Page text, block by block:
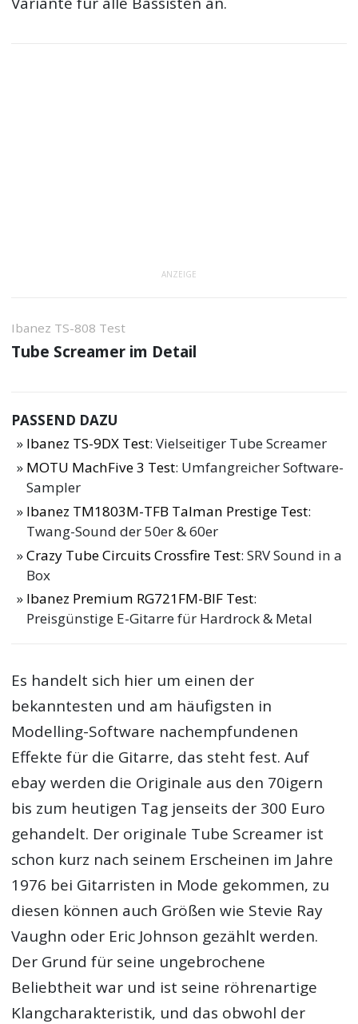
ANZEIGE
Ibanez TS-808 Test
Tube Screamer im Detail
PASSEND DAZU
Ibanez TS-9DX Test: Vielseitiger Tube Screamer
MOTU MachFive 3 Test: Umfangreicher Software-
Sampler
Ibanez TM1803M-TFB Talman Prestige Test:
Twang-Sound der 50er & 60er
Crazy Tube Circuits Crossfire Test: SRV Sound in a
Box
Ibanez Premium RG721FM-BIF Test:
Preisgünstige E-Gitarre für Hardrock & Metal
Es handelt sich hier um einen der
bekanntesten und am häufigsten in
Modelling-Software nachempfundenen
Effekte für die Gitarre, das steht fest. Auf
ebay werden die Originale aus den 70igern
bis zum heutigen Tag jenseits der 300 Euro
gehandelt. Der originale Tube Screamer ist
schon kurz nach seinem Erscheinen im Jahre
1976 bei Gitarristen in Mode gekommen, zu
diesen können auch Größen wie Stevie Ray
Vaughn oder Eric Johnson gezählt werden.
Der Grund für seine ungebrochene
Beliebtheit war und ist seine röhrenartige
Klangcharakteristik, und das obwohl der